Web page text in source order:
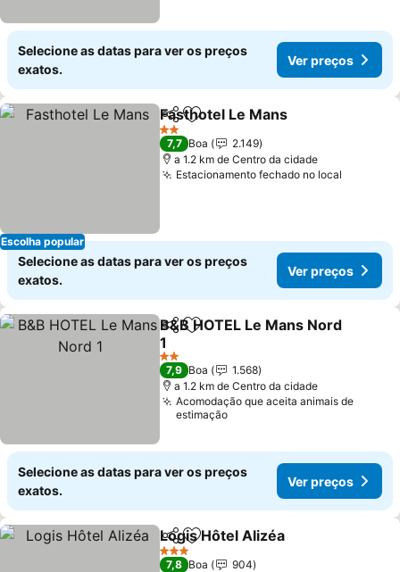
Selecione as datas para ver os preços
exatos.
Ver preços
Escolha popular
PartilharAdicionar aos favoritos
Fasthotel Le Mans
2 Estrelas
7,7 Boa
2.149
a 1.2 km de Centro da cidade
Estacionamento fechado no local
Selecione as datas para ver os preços
exatos.
Ver preços
PartilharAdicionar aos favoritos
B&B HOTEL Le Mans Nord
1
Ver preços
2 Estrelas
7,9 Boa
1.568
a 1.2 km de Centro da cidade
Acomodação que aceita animais de
estimação
Selecione as datas para ver os preços
exatos.
Ver preços
PartilharAdicionar aos favoritos
Logis Hôtel Alizéa
3 Estrelas
7,8 Boa
904